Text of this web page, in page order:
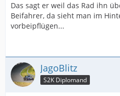
Das sagt er weil das Rad ihn
Beifahrer, da sieht man im
vorbeipflügen...
JagoBlitz
S2K Diplomand